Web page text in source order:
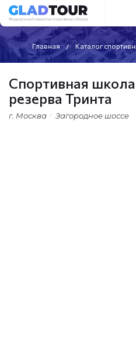
Главная Каталог
Спортивная
резерва Тринта
г. Москва Загородное шоссе